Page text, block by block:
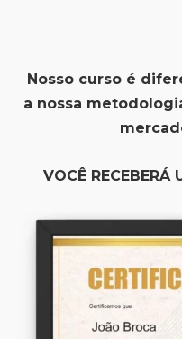
Nosso curso é
a nossa
VOCÊ RECEBERÁ